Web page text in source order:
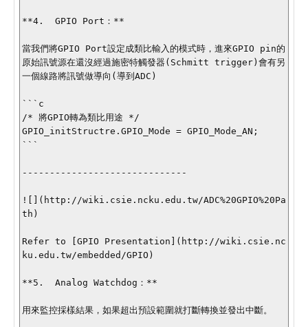
**4.  GPIO Port：**
當我們將GPIO Port設定成類比輸入的模式時，進來GPIO pin的
原始訊號源在還沒經過施密特觸發器(Schmitt trigger)會有另
一個線路將訊號做導向(導到ADC)
```c
/* 將GPIO轉為類比用途 */
GPIO_initStructre.GPIO_Mode = GPIO_Mode_AN;
```
------------------------------
![](http://wiki.csie.ncku.edu.tw/ADC%20GPIO%20Pa
th)
Refer to [GPIO Presentation](http://wiki.csie.nc
ku.edu.tw/embedded/GPIO)
**5.  Analog Watchdog：**
用來監控採樣結果，如果超出預設範圍就打斷轉換並發出中斷。